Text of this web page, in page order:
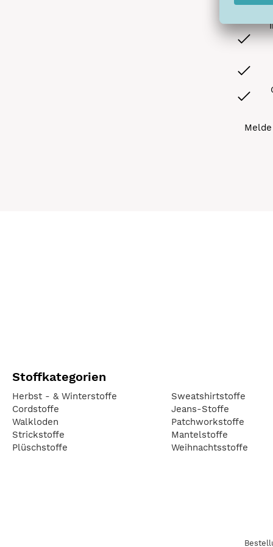
Stoffkategorien
Herbst - & Winterstoffe
Cordstoffe
Walkloden
Strickstoffe
Plüschstoffe
Sweatshirtstoffe
Jeans-Stoffe
Patchworkstoffe
Mantelstoffe
Weihnachtsstoffe